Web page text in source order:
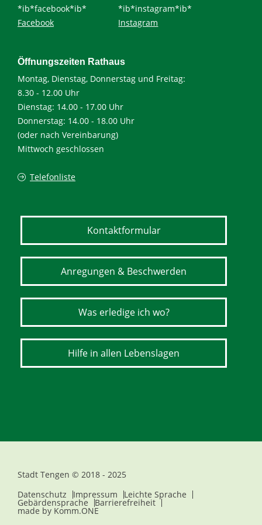
*ib*facebook*ib*
Facebook
*ib*instagram*ib*
Instagram
Öffnungszeiten Rathaus
Montag, Dienstag, Donnerstag und Freitag:
8.30 - 12.00 Uhr
Dienstag: 14.00 - 17.00 Uhr
Donnerstag: 14.00 - 18.00 Uhr
(oder nach Vereinbarung)
Mittwoch geschlossen
Telefonliste
Kontaktformular
Anregungen & Beschwerden
Was erledige ich wo?
Hilfe in allen Lebenslagen
Stadt Tengen © 2018 - 2025
Datenschutz
Impressum Leichte Sprache
Gebärdensprache Barrierefreiheit
made by Komm.ONE